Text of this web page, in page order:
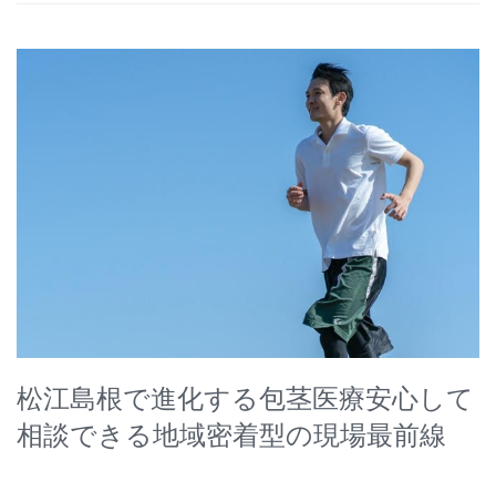
松江島根で進化する包茎医療安心して
相談できる地域密着型の現場最前線